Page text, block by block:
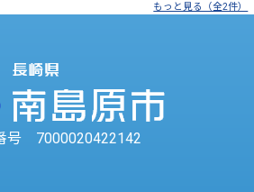
もっと見る（全2件）
号 7000020422142